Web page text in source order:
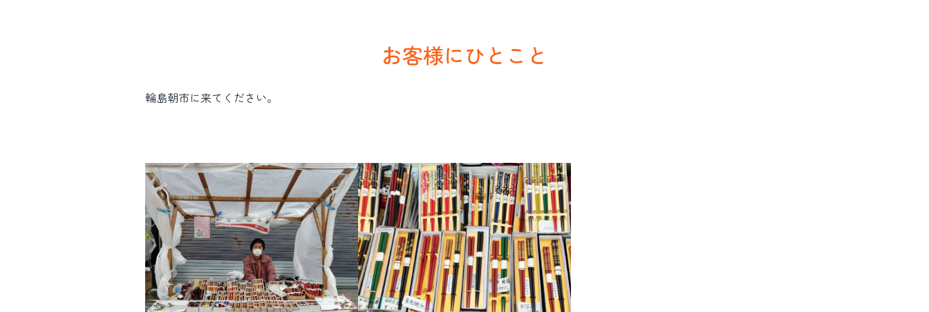
お客様にひとこと
輪島朝市に来てください。